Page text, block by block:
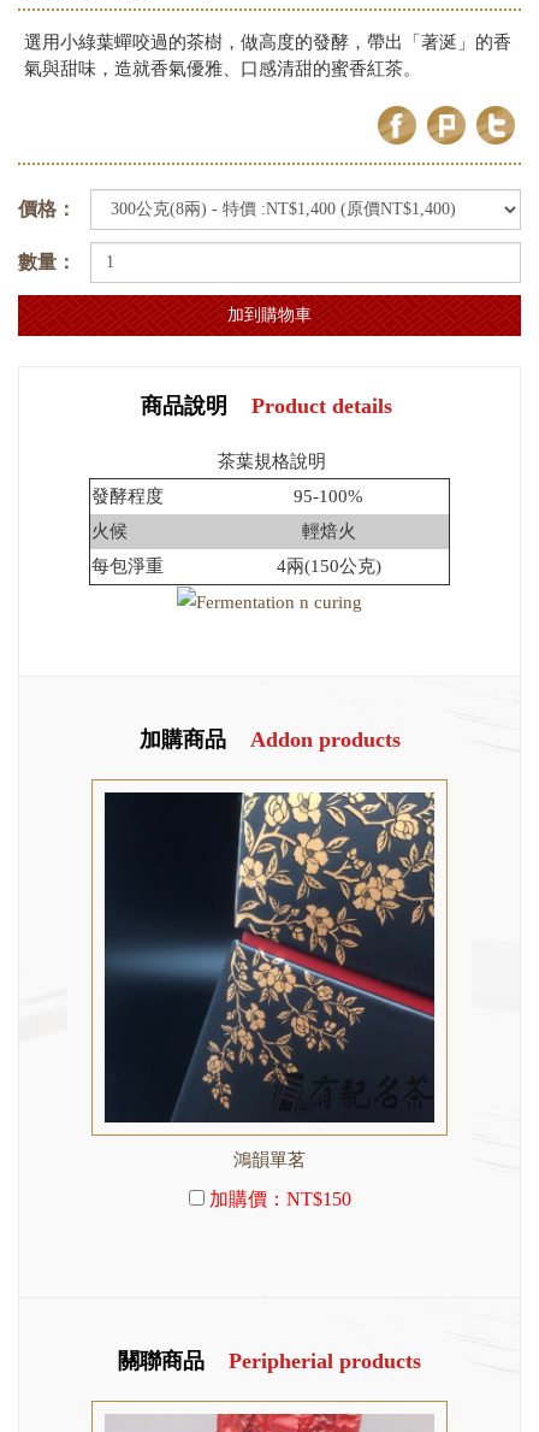
選用小綠葉蟬咬過的茶樹，做高度的發酵，帶出「著涎」的香
氣與甜味，造就香氣優雅、口感清甜的蜜香紅茶。
價格：
數量：
商品說明 Product details
茶葉規格說明
發酵程度
95-100%
火候
輕焙火
每包淨重
4兩(150公克)
加購商品 Addon products
鴻韻單茗
加購價： NT$150
關聯商品 Peripherial products